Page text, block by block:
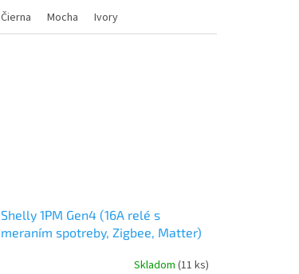
Čierna Mocha Ivory
Shelly 1PM Gen4 (16A relé s
meraním spotreby, Zigbee, Matter)
Skladom (11 ks)